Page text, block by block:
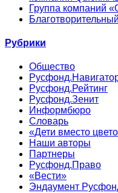
Группа компаний
Рубрики
Общество
Русфонд.Рейтинг
Русфонд.Зенит
Информбюро
Словарь
«Дети вместо
Наши авторы
Партнеры
Русфонд.Право
«Вести»
Эндаумент